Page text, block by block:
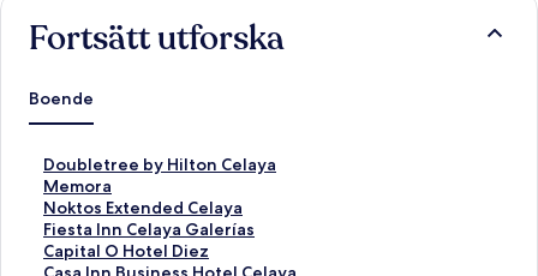
Fortsätt utforska
Boende
Doubletree by Hilton Celaya
L
ä
n
k
t
i
Memora
L
ä
n
k
t
Noktos Extended Celaya
L
ä
n
k
Fiesta Inn Celaya Galerías
L
ä
n
Capital O Hotel Diez
L
ä
L